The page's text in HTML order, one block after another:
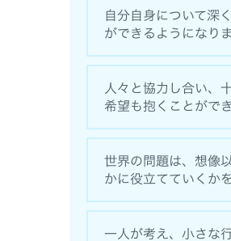
自分自身について深
ができるようになり
人々と協力し合い、
希望も抱くことがで
世界の問題は、想像
かに役立てていくか
一人が考え、小さな